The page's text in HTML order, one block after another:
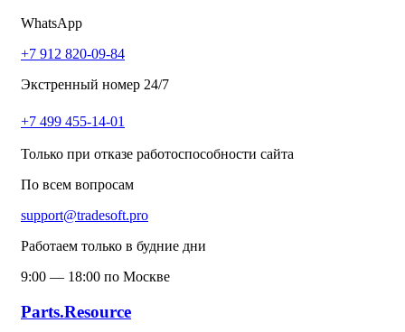
WhatsApp
+7 912 820-09-84
Экстренный номер 24/7
+7 499 455-14-01
Только при отказе работоспособности сайта
По всем вопросам
support@tradesoft.pro
Работаем только в будние дни
9:00 — 18:00 по Москве
Parts.Resource